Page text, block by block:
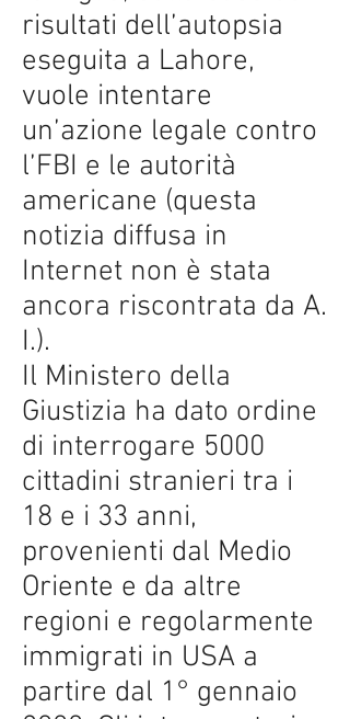
risultati dell’autopsia
eseguita a Lahore,
vuole intentare
un’azione legale contro
l’FBI e le autorità
americane (questa
notizia diffusa in
Internet non è stata
ancora riscontrata da A.
I.).
Il Ministero della
Giustizia ha dato ordine
di interrogare 5000
cittadini stranieri tra i
18 e i 33 anni,
provenienti dal Medio
Oriente e da altre
regioni e regolarmente
immigrati in USA a
partire dal 1° gennaio